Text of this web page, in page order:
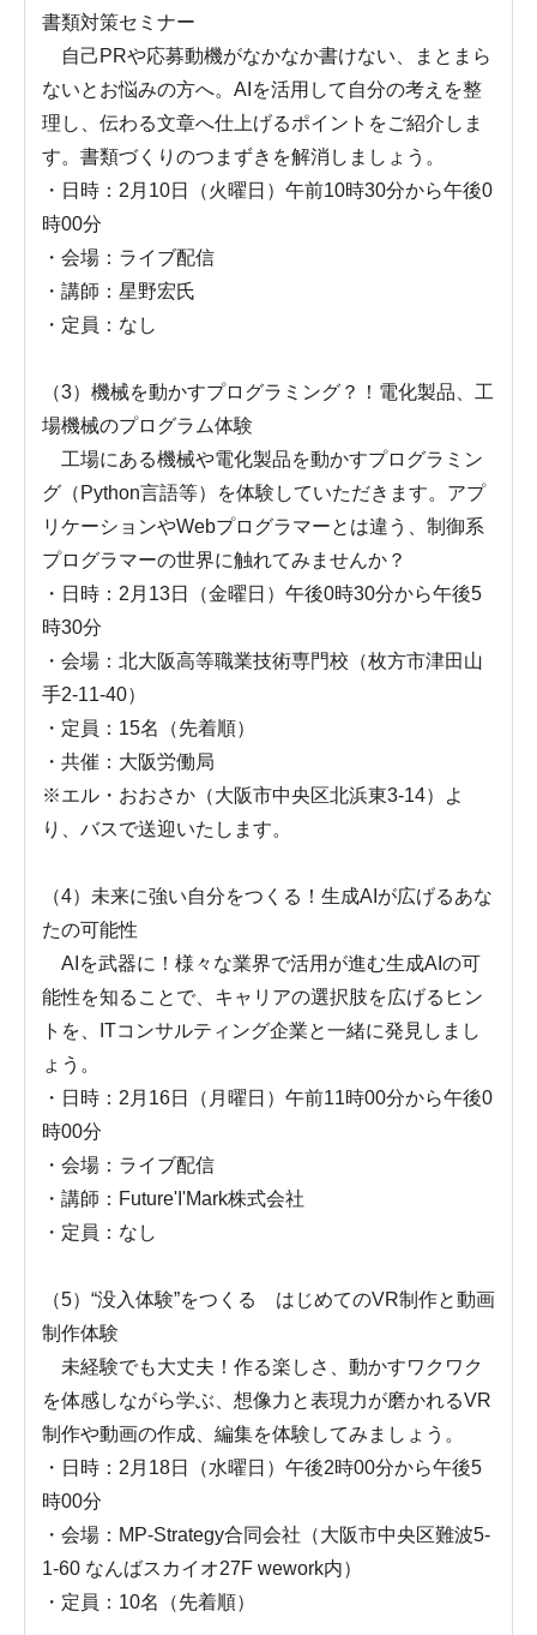
書類対策セミナー
自己PRや応募動機がなかなか書けない、まとまら
ないとお悩みの方へ。AIを活用して自分の考えを整
理し、伝わる文章へ仕上げるポイントをご紹介しま
す。書類づくりのつまずきを解消しましょう。
・日時：2月10日（火曜日）午前10時30分から午後0
時00分
・会場：ライブ配信
・講師：星野宏氏
・定員：なし
（3）機械を動かすプログラミング？！電化製品、工
場機械のプログラム体験
工場にある機械や電化製品を動かすプログラミン
グ（Python言語等）を体験していただきます。アプ
リケーションやWebプログラマーとは違う、制御系
プログラマーの世界に触れてみませんか？
・日時：2月13日（金曜日）午後0時30分から午後5
時30分
・会場：北大阪高等職業技術専門校（枚方市津田山
手2-11-40）
・定員：15名（先着順）
・共催：大阪労働局
※エル・おおさか（大阪市中央区北浜東3-14）よ
り、バスで送迎いたします。
（4）未来に強い自分をつくる！生成AIが広げるあな
たの可能性
AIを武器に！様々な業界で活用が進む生成AIの可
能性を知ることで、キャリアの選択肢を広げるヒン
トを、ITコンサルティング企業と一緒に発見しまし
ょう。
・日時：2月16日（月曜日）午前11時00分から午後0
時00分
・会場：ライブ配信
・講師：Future'I'Mark株式会社
・定員：なし
（5）“没入体験”をつくる はじめてのVR制作と動画
制作体験
未経験でも大丈夫！作る楽しさ、動かすワクワク
を体感しながら学ぶ、想像力と表現力が磨かれるVR
制作や動画の作成、編集を体験してみましょう。
・日時：2月18日（水曜日）午後2時00分から午後5
時00分
・会場：MP-Strategy合同会社（大阪市中央区難波5-
1-60 なんばスカイオ27F wework内）
・定員：10名（先着順）